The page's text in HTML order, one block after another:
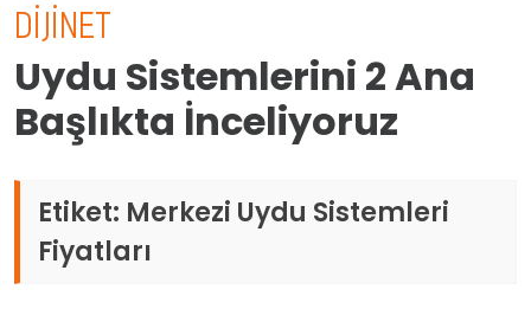
DIJINET
Uydu Sistemlerini 2 Ana
Başlıkta İnceliyoruz
Etiket: Merkezi Uydu Sistemleri
Fiyatları